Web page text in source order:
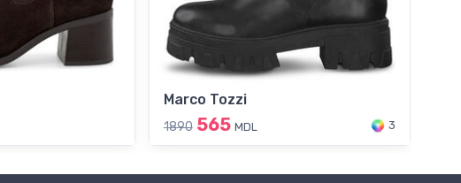
Marco Tozzi
1890 565 MDL 3